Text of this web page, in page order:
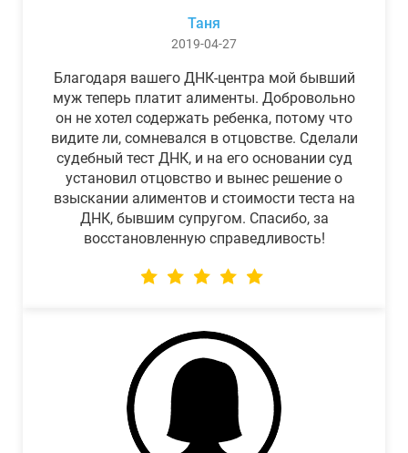
Таня
2019-04-27
Благодаря вашего ДНК-центра мой бывший
муж теперь платит алименты. Добровольно
он не хотел содержать ребенка, потому что
видите ли, сомневался в отцовстве. Сделали
судебный тест ДНК, и на его основании суд
установил отцовство и вынес решение о
взыскании алиментов и стоимости теста на
ДНК, бывшим супругом. Спасибо, за
восстановленную справедливость!